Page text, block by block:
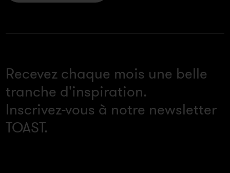
Recevez chaque mois une belle
tranche d'inspiration.
Inscrivez-vous à notre newsletter
TOAST.